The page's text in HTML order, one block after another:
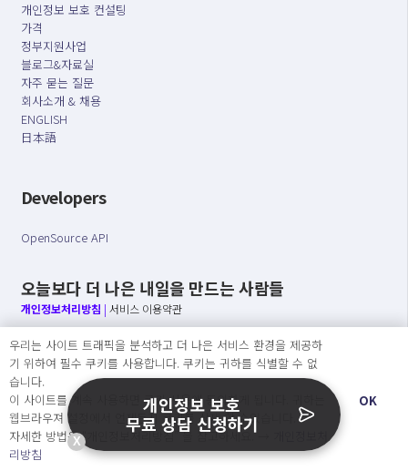
개인정보 보호 컨설팅
가격
정부지원사업
블로그&자료실
자주 묻는 질문
회사소개 & 채용
ENGLISH
日本語
Developers
OpenSource API
오늘보다 더 나은 내일을 만드는 사람들
개인정보처리방침 | 서비스 이용약관
○ 개인정보보호 컴플라이언스를 선도하겠습니다.
○ 정보주체의 권리를 보장하겠습니다.
○ 기업의 개인정보보호를 위한 효율적 관리를 보장하겠습니다.
Copyright Ⓒ
우리는 사이트 트래픽을 분석하고 더 나은 서비스 환경을 제공하
기 위하여 필수 쿠키를 사용합니다. 쿠키는 귀하를 식별할 수 없
습니다.
이 사이트를 계속 사용하면 쿠키 사용에 동의하게 됩니다. 귀하는
웹브라우져 설정에서 언제든지 쿠키를 삭제 할 수있습니다.
자세한 방법은 “개인정보처리방침” 을 참고하세요. →
리방침
OK
X
개인정보 보호
무료 상담 신청하기